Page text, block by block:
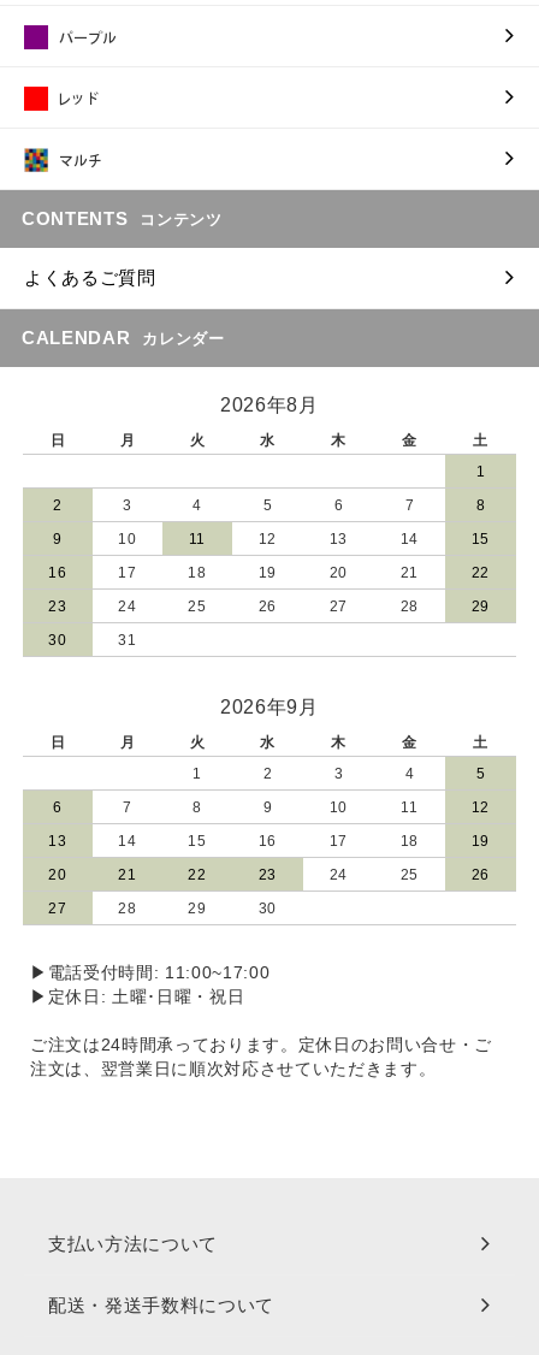
CONTENTS コンテンツ
よくあるご質問
CALENDAR カレンダー
2026年8月
日 月 火 水 木 金
土
1
2 3 4 5 6 7 8
9 10 11 12 13 14 15
16 17 18 19 20 21 22
23 24 25 26 27 28 29
30 31
2026年9月
日 月 火 水 木 金
土
1
2 3 4 5
6 7 8 9 10 11 12
13 14 15 16 17 18 19
20 21 22 23 24 25 26
27 28 29 30
▶電話受付時間: 11:00~17:00
▶定休日: 土曜･日曜・祝日
ご注文は24時間承っております。定休日のお問い合せ・ご
注文は、翌営業日に順次対応させていただきます。
支払い方法について
配送・発送手数料について